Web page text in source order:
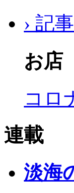
› 記
お店
コロ
連載
淡海